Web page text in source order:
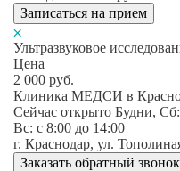
Записаться на прием
Ультразвуковое
Цена
2 000 руб.
Клиника МЕДСИ в
Сейчас открыто Будни,
Вс: c 8:00 до 14:00
г. Краснодар, ул.
Заказать обратный звонок